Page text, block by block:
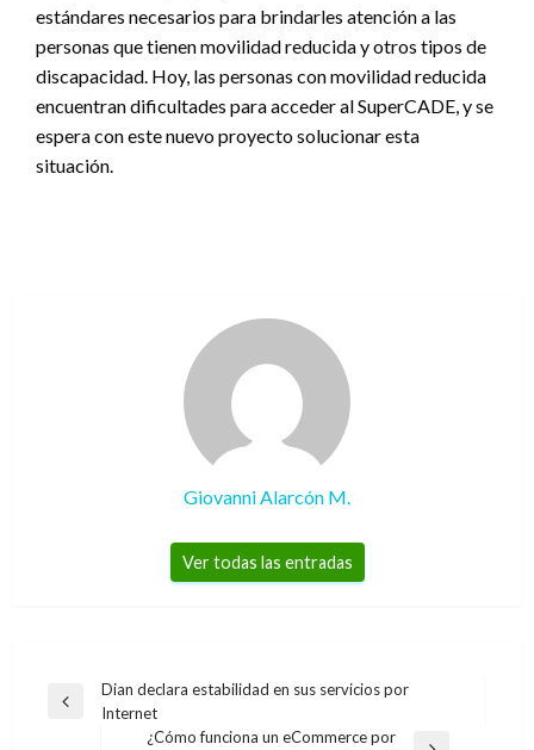
estándares necesarios para brindarles atención a las
personas que tienen movilidad reducida y otros tipos de
discapacidad. Hoy, las personas con movilidad reducida
encuentran dificultades para acceder al SuperCADE, y se
espera con este nuevo proyecto solucionar esta
situación.
Giovanni Alarcón M.
Ver todas las entradas
Navegación
Entrada
Dian declara estabilidad en sus servicios por
Internet
¿Cómo funciona un eCommerce por